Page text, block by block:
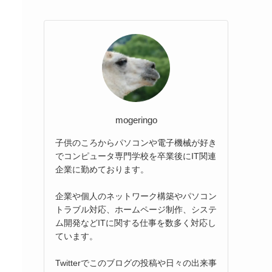
mogeringo
子供のころからパソコンや電子機械が好き
でコンピュータ専門学校を卒業後にIT関連
企業に勤めております。
企業や個人のネットワーク構築やパソコン
トラブル対応、ホームページ制作、システ
ム開発などITに関する仕事を数多く対応し
ています。
Twitterでこのブログの投稿や日々の出来事